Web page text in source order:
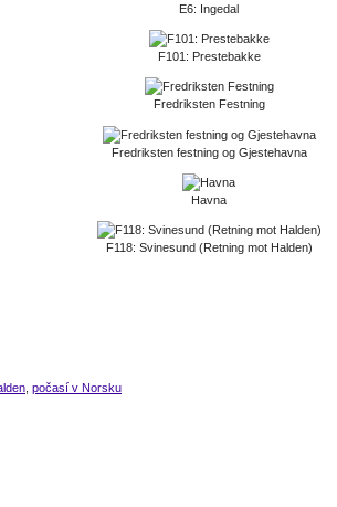
E6: Ingedal
F101: Prestebakke
Fredriksten Festning
Fredriksten festning og Gjestehavna
Havna
F118: Svinesund (Retning mot Halden)
počasí v Norsku